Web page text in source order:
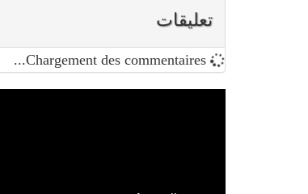
تعليقات
Chargement des commentaires...